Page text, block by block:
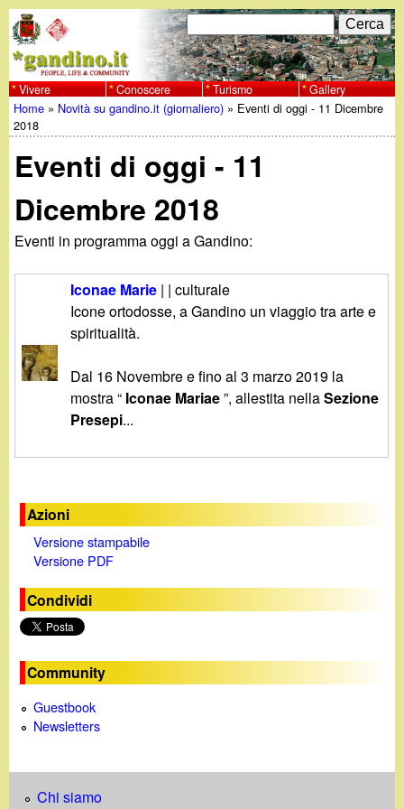
al
contenuto
principale
w
w
w
.
g
n
i
n
o
F
o
r
m
d
r
i
c
r
a
C
e
r
c
a
Vivere Conoscere Turismo Gallery
Tu
sei
qui
Home » Novità su gandino.it (giornaliero) » Eventi di oggi - 11 Dicembre
2018
Eventi di oggi - 11
Dicembre 2018
Eventi in programma oggi a Gandino:
Iconae Marie | | culturale
Icone ortodosse, a Gandino un viaggio tra arte e
spiritualità.
Dal 16 Novembre e fino al 3 marzo 2019 la
mostra “ Iconae Mariae”, allestita nellaSezione
Presepi...
Azioni
Versione stampabile
Versione PDF
Condividi
Community
Guestbook
Newsletters
Chi siamo